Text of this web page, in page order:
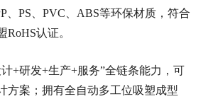
、PS、PVC、ABS等环保材质，符合
认证。
+研发+生产+服务”全链条能力，可
方案；拥有全自动多工位吸塑成型